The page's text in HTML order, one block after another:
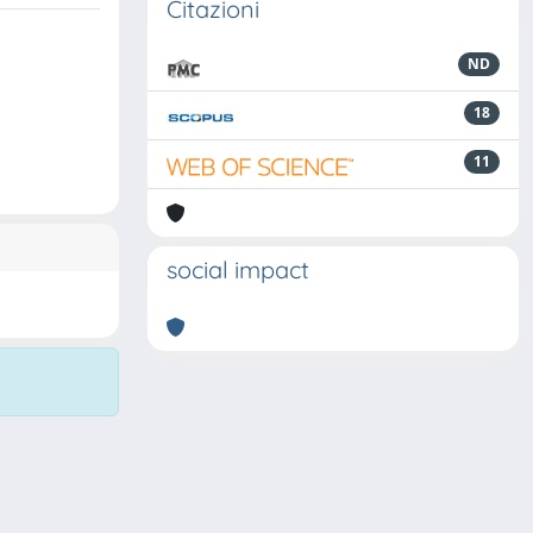
Citazioni
ND
18
11
social impact